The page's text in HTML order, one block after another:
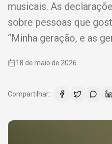
musicais. As
sobre pessoas que
“Minha geração, e as
18 de maio de 2026
Compartilhar: